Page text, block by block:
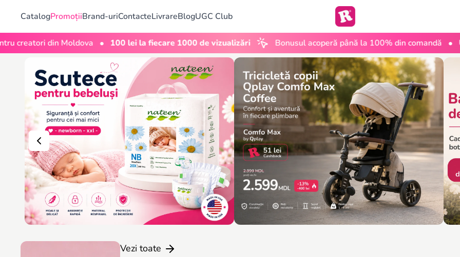
CatalogPromoțiiBrand-uriContacteLivrareBlogUGC Club
• 100 lei la fiecare 1000 de vizualizări Bonusul acoperă până la 100% din comandă •
UGC Club by
Magazin online pentru copii și bebeluși în Moldova
Vezi toate